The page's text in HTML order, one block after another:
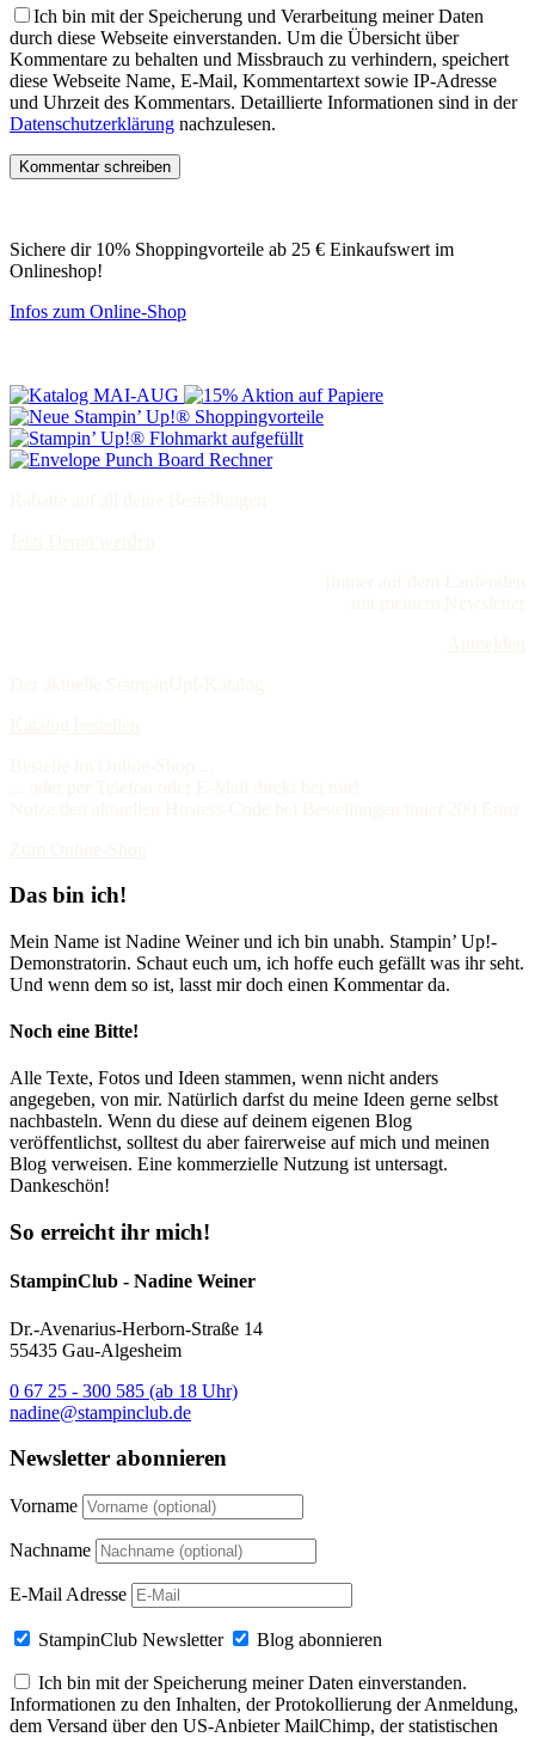
Ich bin mit der Speicherung und Verarbeitung meiner Daten
durch diese Webseite einverstanden. Um die Übersicht über
Kommentare zu behalten und Missbrauch zu verhindern, speichert
diese Webseite Name, E-Mail, Kommentartext sowie IP-Adresse
und Uhrzeit des Kommentars. Detaillierte Informationen sind in der
Datenschutzerklärung nachzulesen.
Sichere dir 10% Shoppingvorteile ab 25 € Einkaufswert im
Onlineshop!
Infos zum Online-Shop
Das bin ich!
Mein Name ist Nadine Weiner und ich bin unabh. Stampin’ Up!-
Demonstratorin. Schaut euch um, ich hoffe euch gefällt was ihr seht.
Und wenn dem so ist, lasst mir doch einen Kommentar da.
Noch eine Bitte!
Alle Texte, Fotos und Ideen stammen, wenn nicht anders
angegeben, von mir. Natürlich darfst du meine Ideen gerne selbst
nachbasteln. Wenn du diese auf deinem eigenen Blog
veröffentlichst, solltest du aber fairerweise auf mich und meinen
Blog verweisen. Eine kommerzielle Nutzung ist untersagt.
Dankeschön!
So erreicht ihr mich!
StampinClub - Nadine Weiner
Dr.-Avenarius-Herborn-Straße 14
55435 Gau-Algesheim
0 67 25 - 300 585 (ab 18 Uhr)
nadine@stampinclub.de
Newsletter abonnieren
Vorname
Nachname
E-Mail Adresse
StampinClub Newsletter Blog abonnieren
Ich bin mit der Speicherung meiner Daten einverstanden.
Informationen zu den Inhalten, der Protokollierung der Anmeldung,
dem Versand über den US-Anbieter MailChimp, der statistischen